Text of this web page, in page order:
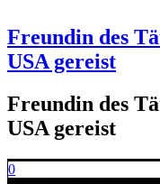
Freundin des
USA gereist
Freundin des
USA gereist
0